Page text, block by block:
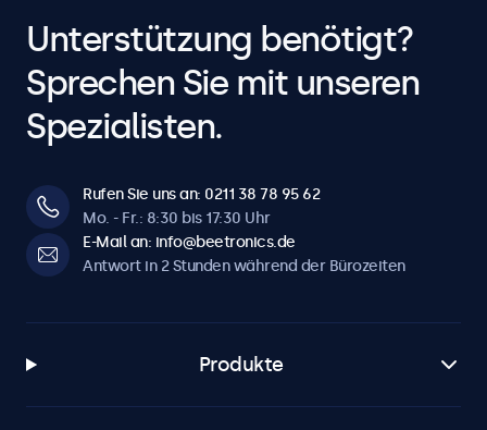
Unterstützung benötigt?
Sprechen Sie mit unseren
Spezialisten.
Rufen Sie uns an: 0211 38 78 95 62
Mo. - Fr.: 8:30 bis 17:30 Uhr
E-Mail an: info@beetronics.de
Antwort in 2 Stunden während der Bürozeiten
Produkte